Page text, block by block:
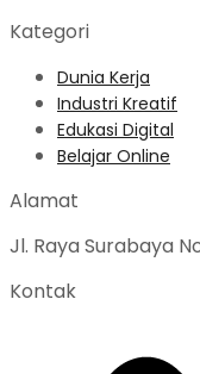
Kategori
Dunia Kerja
Industri Kreatif
Edukasi Digital
Belajar Online
Alamat
Jl. Raya Surabaya
Kontak